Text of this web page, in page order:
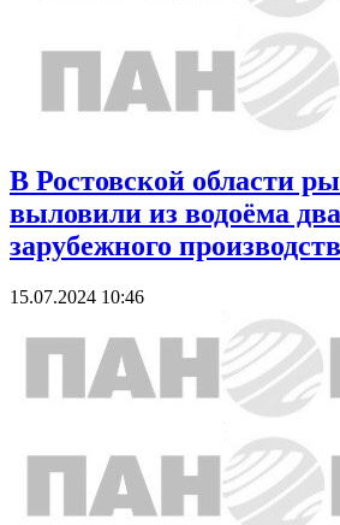
В Ростовской области
выловили из водоёма
зарубежного
15.07.2024 10:46